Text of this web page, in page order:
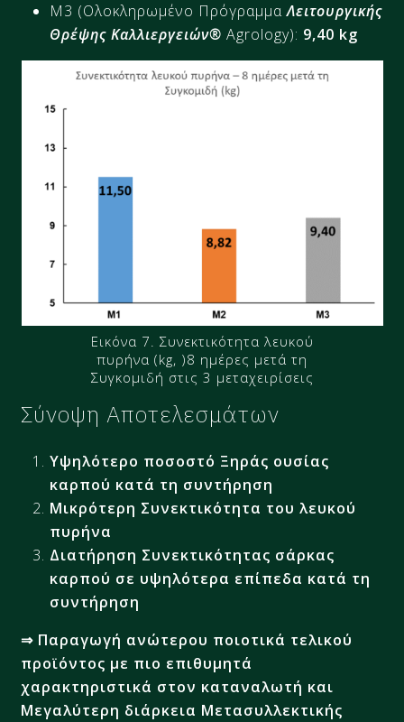
M3 (Ολοκληρωμένο ΠρόγραμμαΛειτουργικής
Θρέψης Καλλιεργειών®Agrology): 9,40 kg
Εικόνα 7. Συνεκτικότητα λευκού
πυρήνα (kg, )8 ημέρες μετά τη
Συγκομιδή στις 3 μεταχειρίσεις
Σύνοψη Αποτελεσμάτων
Υψηλότερο ποσοστό Ξηράς ουσίας
καρπού κατά τη συντήρηση
Μικρότερη Συνεκτικότητα του λευκού
πυρήνα
Διατήρηση Συνεκτικότητας σάρκας
καρπού σε υψηλότερα επίπεδα κατά τη
συντήρηση
⇒ Παραγωγή ανώτερου ποιοτικά τελικού
προϊόντος με πιο επιθυμητά
χαρακτηριστικά στον καταναλωτή και
Μεγαλύτερη διάρκεια Μετασυλλεκτικής